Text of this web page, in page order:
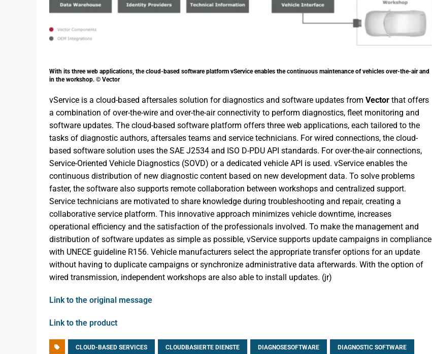
With its three web applications, the cloud-based software platform vService enables the continuous maintenance of vehicles over-the-air and
in the workshop. © Vector
vService is a cloud-based aftersales solution for diagnostics and software updates from Vector that offers
a combination of over-the-wire and over-the-air connectivity to perform diagnostics, fleet monitoring and
software updates. The cloud-based software platform offers three web applications, each tailored to the
tasks of diagnostic authors, aftersales teams and service technicians. For wired connections, the cloud-
based software solution uses the SAE J2534 and ISO D-PDU API standards. For over-the-air connections,
Service-Oriented Vehicle Diagnostics (SOVD) or a dedicated vehicle API is used. vService enables the
continuous distribution of new diagnostic content based on new development data. To solve problems
faster, the software also supports remote collaboration between workshops and centralized support.
Service technicians are motivated to share knowledge during troubleshooting and repair, creating a
collaborative service platform. This innovative approach minimizes vehicle downtime, increases
operational efficiency and the satisfaction of the professionals involved. To make the management and
distribution of software updates as simple as possible, vService supports update campaigns in compliance
with UNECE guideline R156. Vehicle manufacturers select the appropriate transfer options for an update
without having to duplicate campaigns or synchronize administrative data afterwards. With the option of
wired transmission, independent workshops are also able to install updates. (jr)
Link to the original message
Link to the product
CLOUD-BASED SERVICES CLOUDBASIERTE DIENSTE DIAGNOSESOFTWARE DIAGNOSTIC SOFTWARE